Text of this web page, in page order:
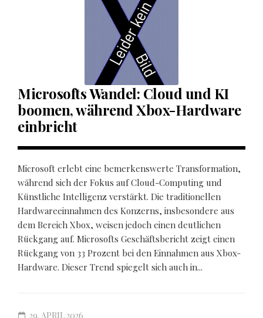
Microsofts Wandel: Cloud und KI
boomen, während Xbox-Hardware
einbricht
Microsoft erlebt eine bemerkenswerte Transformation,
während sich der Fokus auf Cloud-Computing und
Künstliche Intelligenz verstärkt. Die traditionellen
Hardwareeinnahmen des Konzerns, insbesondere aus
dem Bereich Xbox, weisen jedoch einen deutlichen
Rückgang auf. Microsofts Geschäftsbericht zeigt einen
Rückgang von 33 Prozent bei den Einnahmen aus Xbox-
Hardware. Dieser Trend spiegelt sich auch in...
29. APRIL 2026